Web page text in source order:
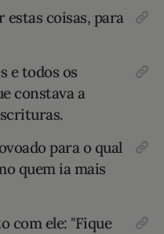
coisas, para
e todos os
constava a
para o qual
quem ia mais
com ele: "Fique